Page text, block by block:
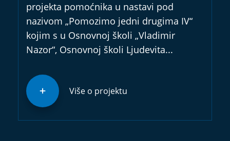
projekta pomoćnika u nastavi pod
nazivom „Pomozimo jedni drugima IV“
kojim s u Osnovnoj školi „Vladimir
Nazor“, Osnovnoj školi Ljudevita...
Više o projektu